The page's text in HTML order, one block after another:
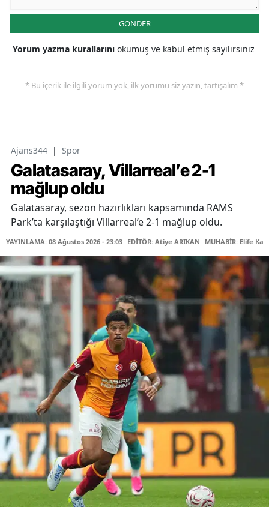
GÖNDER
Yorum yazma kurallarını okumuş ve kabul etmiş sayılırsınız
* Bu içerik ile ilgili yorum yok, ilk yorumu siz yazın, tartışalım *
Ajans344 | Spor
Galatasaray, Villarreal’e 2-1
mağlup oldu
Galatasaray, sezon hazırlıkları kapsamında RAMS
Park’ta karşılaştığı Villarreal’e 2-1 mağlup oldu.
YAYINLAMA: 08 Ağustos 2026 - 23:03 EDİTÖR: Atiye ARIKAN MUHABİR: Elife